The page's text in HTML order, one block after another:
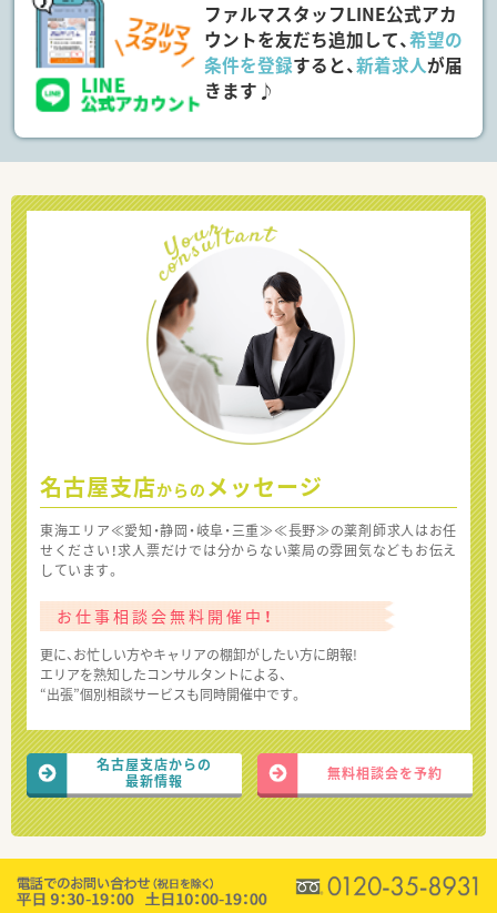
ファルマスタッフLINE公式アカ
ウントを友だち追加して、希望の
条件を登録すると、新着求人が届
きます♪
名古屋支店からの メッセージ
東海エリア≪愛知・静岡・岐阜・三重≫≪長野≫の薬剤師求人はお任
せください！求人票だけでは分からない薬局の雰囲気などもお伝え
しています。
お仕事相談会無料開催中！
更に、お忙しい方やキャリアの棚卸がしたい方に朗報!
エリアを熟知したコンサルタントによる、
“出張”個別相談サービスも同時開催中です。
名古屋支店からの
最新情報
無料相談会を予約